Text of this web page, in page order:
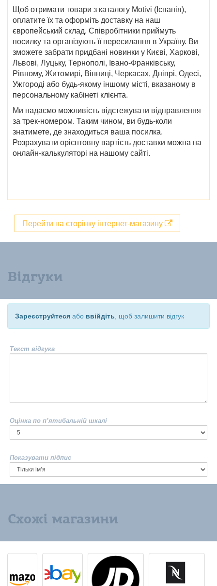
Щоб отримати товари з каталогу Motivi (Іспанія),
оплатите їх та оформіть доставку на наш
європейський склад. Співробітники приймуть
посилку та організують її пересилання в Україну. Ви
зможете забрати придбані новинки у Києві, Харкові,
Львові, Луцьку, Тернополі, Івано-Франківську,
Рівному, Житомирі, Вінниці, Черкасах, Дніпрі, Одесі,
Ужгороді або будь-якому іншому місті, вказаному в
персональному кабінеті клієнта.
Ми надаємо можливість відстежувати відправлення
за трек-номером. Таким чином, ви будь-коли
знатимете, де знаходиться ваша посилка.
Розрахувати орієнтовну вартість доставки можна на
онлайн-калькуляторі на нашому сайті.
Перейти на сторінку інтернет-магазину
Відгуки
Зареєструйтеся або ввійдіть , щоб залишити відгук
Текст відгука
Оцінка по п’ятибальній шкалі
Показувати підпис
Схожі магазини